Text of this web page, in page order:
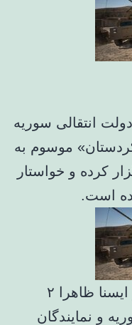
انتقالی سوریه
موسوم به
کرده و خواستار
است.
به گزارش خبرآنلاین به نقل از ایسنا ظاهرا ۲
و نمایندگان